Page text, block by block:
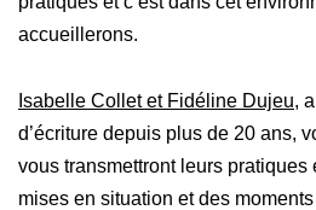
accueillerons.
Isabelle Collet et Fidéline Dujeu,
d’écriture depuis plus de 20 ans,
vous transmettront leurs
mises en situation et des